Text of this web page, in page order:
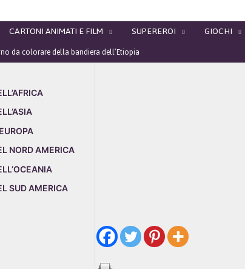
CARTONI ANIMATI E FILM SUPEREROI GIOCHI
da colorare della bandiera dell’Etiopia
NORD AMERICA
SUD AMERICA